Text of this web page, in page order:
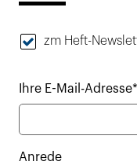
zm Heft-
Ihre E-Mail-Adresse*
Anrede